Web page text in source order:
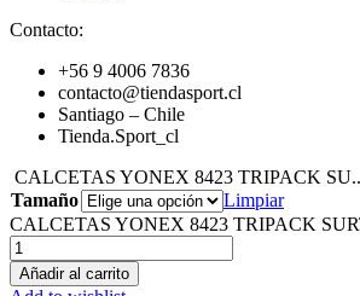
Contacto:
+56 9 4006 7836
contacto@tiendasport.cl
Santiago – Chile
Tienda.Sport_cl
CALCETAS YONEX 8423 TRIPACK
Tamaño
Limpiar
CALCETAS YONEX 8423 TRIPACK
Añadir al carrito